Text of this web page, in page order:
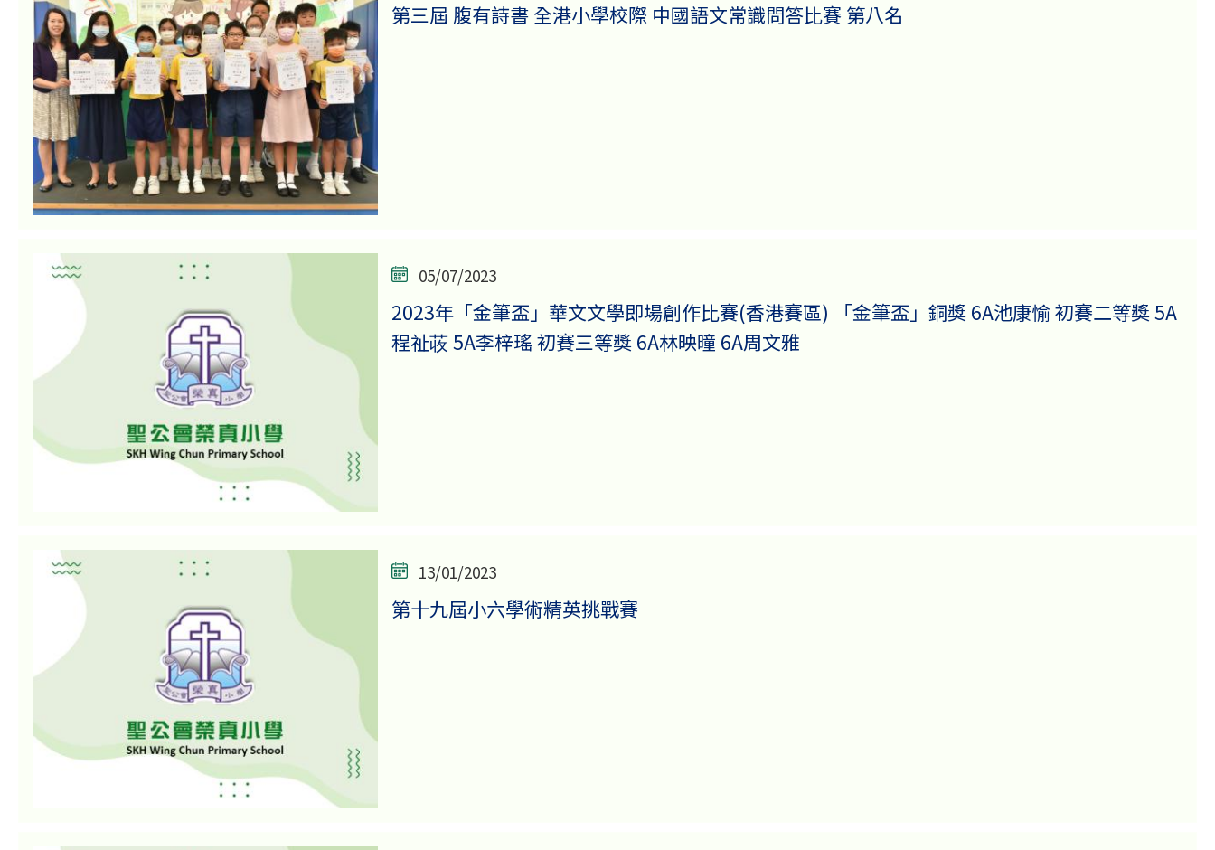
第三屆 腹有詩書 全港小學校際 中國語文常識問答比賽 第八名
05/07/2023
2023年「金筆盃」華文文學即場創作比賽(香港賽區) 「金筆盃」銅獎 6A池康愉 初賽二等獎 5A
程祉荍 5A李梓瑤 初賽三等獎 6A林映曈 6A周文雅
13/01/2023
第十九屆小六學術精英挑戰賽